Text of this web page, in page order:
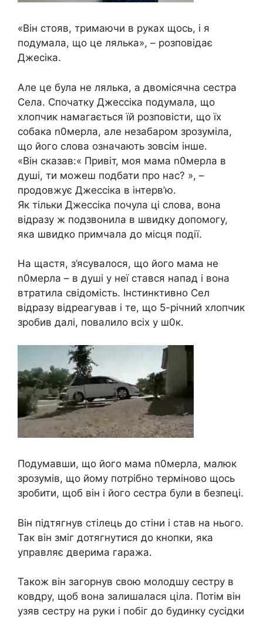
«Він стояв, тримаючи в руках щось, і я
подумала, що це лялька», – розповідає
Джесіка.
Але це була не лялька, а двомісячна сестра
Села. Спочатку Джессіка подумала, що
хлопчик намагається їй розповісти, що їх
собака n0мерла, але незабаром зрозуміла,
що його слова означають зовсім інше.
«Він сказав:« Привіт, моя мама n0мерла в
душі, ти можеш подбати про нас? », –
продовжує Джессіка в інтерв’ю.
Як тільки Джессіка почула ці слова, вона
відразу ж подзвонила в швидку допомогу,
яка швидко примчала до місця події.
На щастя, з’ясувалося, що його мама не
n0мерла – в душі у неї стався напад і вона
втратила свідомість. Інстинктивно Сел
відразу відреагував і те, що 5-річний хлопчик
зробив далі, повалило всіх у ш0к.
Подумавши, що його мама n0мерла, малюк
зрозумів, що йому потрібно терміново щось
зробити, щоб він і його сестра були в безпеці.
Він підтягнув стілець до стіни і став на нього.
Так він зміг дотягнутися до кнопки, яка
управляє дверима гаража.
Також він загорнув свою молодшу сестру в
ковдру, щоб вона залишалася ціла. Потім він
узяв сестру на руки і побіг до будинку сусідки